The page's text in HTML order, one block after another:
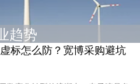
趋势
标怎么防？宽博采购避坑